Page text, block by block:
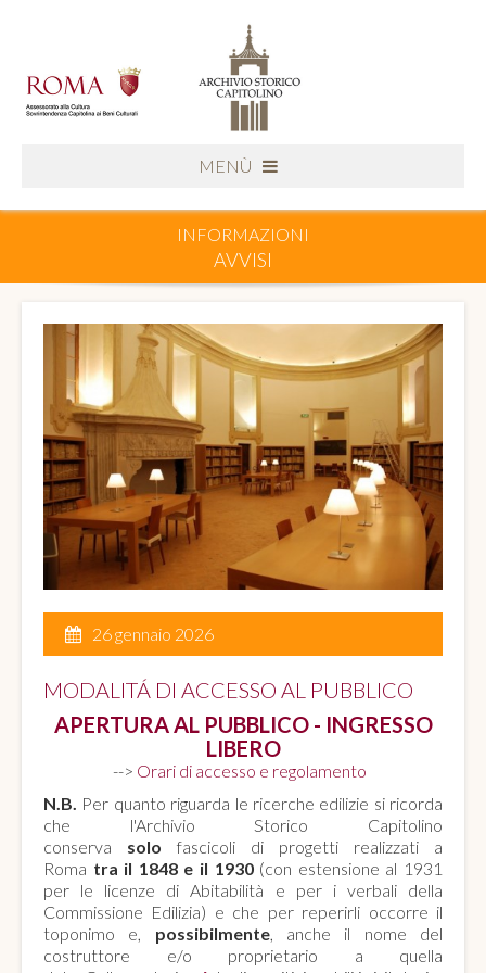
MENÙ
INFORMAZIONI
AVVISI
26 gennaio 2026
MODALITÁ DI ACCESSO AL PUBBLICO
APERTURA AL PUBBLICO - INGRESSO
LIBERO
--> Orari di accesso e regolamento
N.B. Per quanto riguarda le ricerche edilizie si ricorda
che l'Archivio Storico Capitolino
conserva solo fascicoli di progetti realizzati a
Roma tra il 1848 e il 1930(con estensione al 1931
per le licenze di Abitabilità e per i verbali della
Commissione Edilizia) e che per reperirli occorre il
toponimo e, possibilmente, anche il nome del
costruttore e/o proprietario a quella